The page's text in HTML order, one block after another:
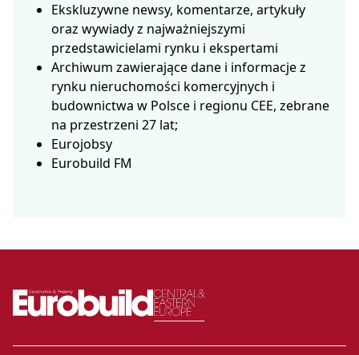
Ekskluzywne newsy, komentarze, artykuły
oraz wywiady z najważniejszymi
przedstawicielami rynku i ekspertami
Archiwum zawierające dane i informacje z
rynku nieruchomości komercyjnych i
budownictwa w Polsce i regionu CEE, zebrane
na przestrzeni 27 lat;
Eurojobsy
Eurobuild FM